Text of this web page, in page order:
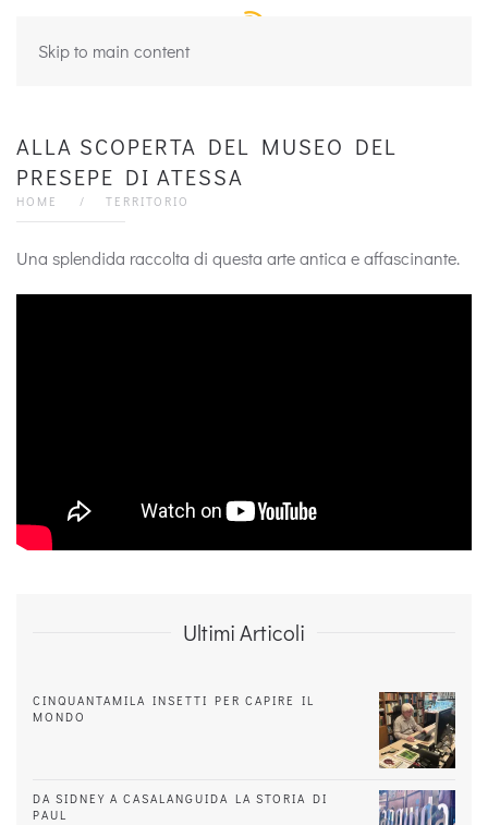
Skip to main content
ALLA SCOPERTA DEL MUSEO DEL
PRESEPE DI ATESSA
HOME TERRITORIO
Una splendida raccolta di questa arte antica e affascinante.
Ultimi Articoli
CINQUANTAMILA INSETTI PER CAPIRE IL
MONDO
DA SIDNEY A CASALANGUIDA LA STORIA DI
PAUL